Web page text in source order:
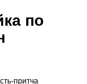
по
притча